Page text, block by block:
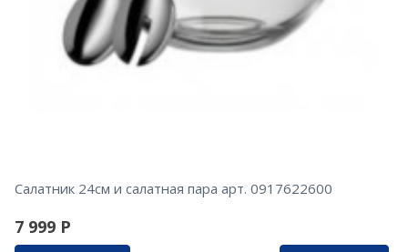
Салатник 24см и салатная пара арт. 0917622600
7 999 Р